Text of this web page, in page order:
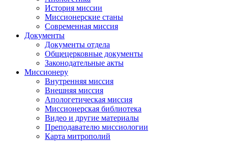
История миссии
Миссионерские станы
Современная миссия
Документы
Документы отдела
Общецерковные документы
Законодательные акты
Миссионеру
Внутренняя миссия
Внешняя миссия
Апологетическая миссия
Миссионерская библиотека
Видео и другие материалы
Преподавателю миссиологии
Карта митрополий